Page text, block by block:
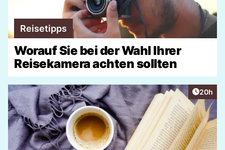
Reisetipps
Worauf Sie bei der Wahl Ihrer
Reisekamera achten sollten
Artikel
20h